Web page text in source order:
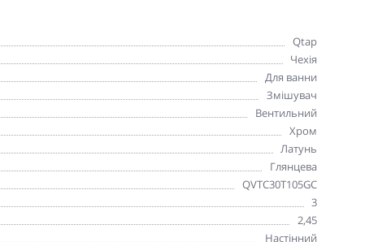
Qtap
Чехія
Для ванни
Змішувач
Вентильний
Хром
Латунь
Глянцева
QVTC30T105GC
3
2,45
Настінний